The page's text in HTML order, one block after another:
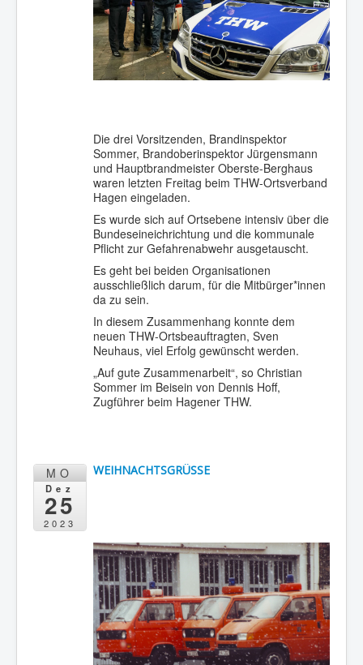
Die drei Vorsitzenden, Brandinspektor
Sommer, Brandoberinspektor Jürgensmann
und Hauptbrandmeister Oberste-Berghaus
waren letzten Freitag beim THW-Ortsverband
Hagen eingeladen.
Es wurde sich auf Ortsebene intensiv über die
Bundeseineichrichtung und die kommunale
Pflicht zur Gefahrenabwehr ausgetauscht.
Es geht bei beiden Organisationen
ausschließlich darum, für die Mitbürger*innen
da zu sein.
In diesem Zusammenhang konnte dem
neuen THW-Ortsbeauftragten, Sven
Neuhaus, viel Erfolg gewünscht werden.
„Auf gute Zusammenarbeit“, so Christian
Sommer im Beisein von Dennis Hoff,
Zugführer beim Hagener THW.
MO
Dez
25
2023
WEIHNACHTSGRÜSSE